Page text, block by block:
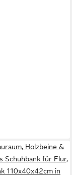
Holzbeine &
Schuhbank für Flur,
110x40x42cm in